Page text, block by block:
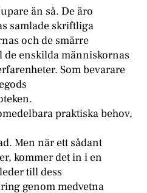
än så. De äro
samlade skriftliga
och de smärre
de enskilda människornas
Som bevarare
praktiska behov,
Men när ett sådant
kommer det in i en
till dess
genom medvetna